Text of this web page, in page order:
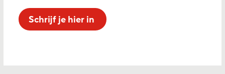
Schrijf je hier in